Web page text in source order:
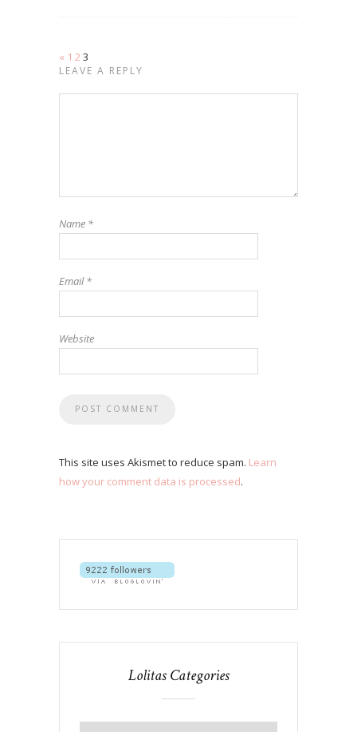
« 1 2 3
LEAVE A REPLY
Name *
Email*
Website
This site uses Akismet to reduce spam. Learn
how your comment data is processed.
Lolitas Categories